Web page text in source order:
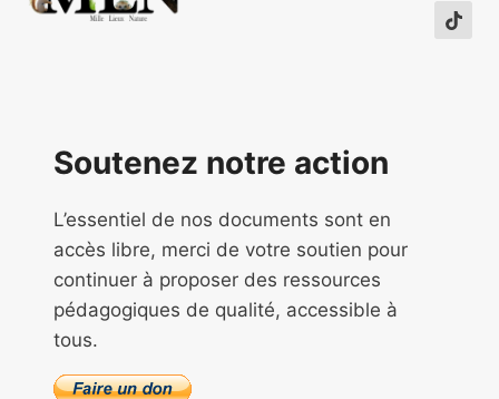
Soutenez notre action
L’essentiel de nos documents sont en
accès libre, merci de votre soutien pour
continuer à proposer des ressources
pédagogiques de qualité, accessible à
tous.